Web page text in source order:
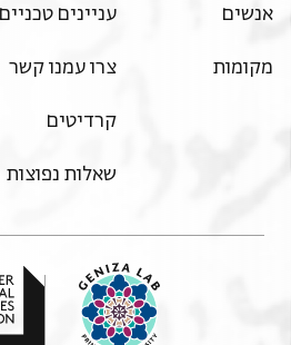
אנשים
מקומות
עניינים טכניים
צרו עמנו קשר
קרדיטים
שאלות נפוצות